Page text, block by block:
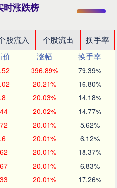
时涨跌榜
股流入 个股流出
换手率
价 涨幅
换手率
396.89% 79.39%
20.21% 16.80%
20.03% 14.18%
20.02% 14.77%
20.01% 5.62%
20.01% 6.12%
20.01% 18.37%
20.01% 6.83%
20.01% 17.26%